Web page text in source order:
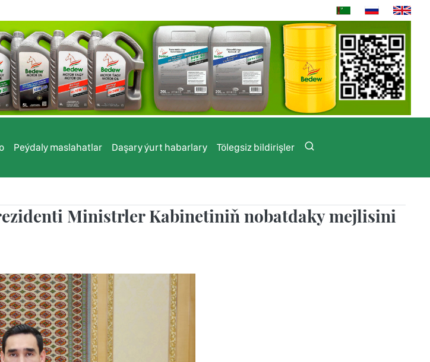
Peýdaly maslahatlar Daşary ýurt habarlary Tölegsiz bildirişler
Ministrler Kabinetiniň nobatdaky mejlisini